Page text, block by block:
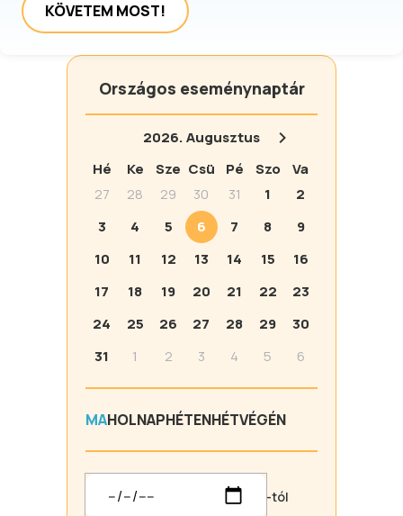
KÖVETEM MOST!
Országos eseménynaptár
2026.Augusztus
Hé
Ke Sze Csü Pé Szo
Va
27
28 29 30 31 1
2
3
4 5 6 7 8
9
10
11 12 13 14 15
16
17
18 19 20 21 22
23
24
25 26 27 28 29
30
31
1 2 3 4 5 6
MAHOLNAPHÉTENHÉTVÉGÉN
-tól